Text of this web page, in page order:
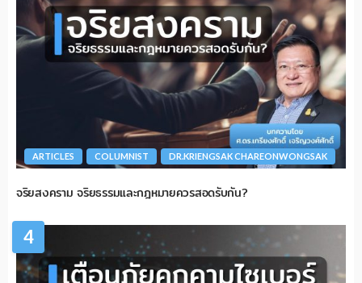
ARTICLES COLUMNIST DR.KRIENGSAK CHAREONWONGSAK
จริยสงคราม จริยธรรมและกฎหมายควรสอดรับกัน?
4